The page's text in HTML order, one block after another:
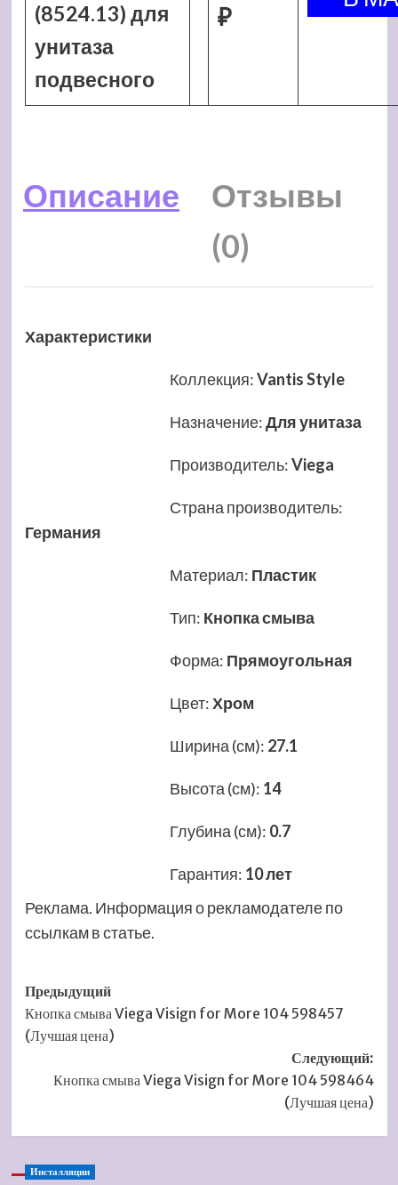
(8524.13) для
унитаза
подвесного
₽
Описание
Отзывы
(0)
Характеристики
Коллекция:Vantis Style
Назначение:Для унитаза
Производитель:Viega
Страна производитель:
Германия
Материал: Пластик
Тип: Кнопка смыва
Форма: Прямоугольная
Цвет:Хром
Ширина (см): 27.1
Высота (см): 14
Глубина (см): 0.7
Гарантия: 10 лет
Реклама. Информация о рекламодателе по
ссылкам в статье.
Навигация
записи
Предыдущий
Кнопка смыва Viega Visign for More 104 598457
(Лучшая цена)
Следующий:
Кнопка смыва Viega Visign for More 104 598464
(Лучшая цена)
Инсталляции